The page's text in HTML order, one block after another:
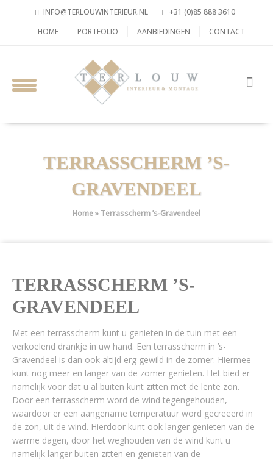
INFO@TERLOUWINTERIEUR.NL
+31 (0)85 888 3610
HOME
PORTFOLIO AANBIEDINGEN CONTACT
TERRASSCHERM ’S-
GRAVENDEEL
Home» Terrasscherm ’s-Gravendeel
TERRASSCHERM ’S-
GRAVENDEEL
Met een terrasscherm kunt u genieten in de tuin met een
verkoelend drankje in uw hand. Een terrasscherm in ’s-
Gravendeel is dan ook altijd erg gewild in de zomer. Hiermee
kunt nog meer en langer van de zomer genieten. Het bied er
namelijk voor dat u al buiten kunt zitten met de lente zon.
Door een terrasscherm word de wind tegengehouden,
waardoor er een aangename temperatuur word gecreëerd in
de zon, uit de wind. Hierdoor kunt ook langer genieten van de
warme dagen, door het weghouden van de wind kunt u
namelijk langer buiten zitten en genieten van de